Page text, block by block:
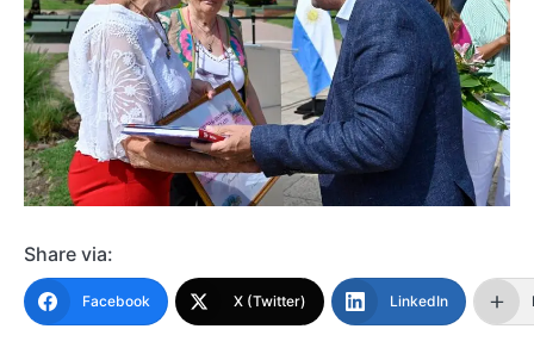
Share via:
Facebook X (Twitter) LinkedIn